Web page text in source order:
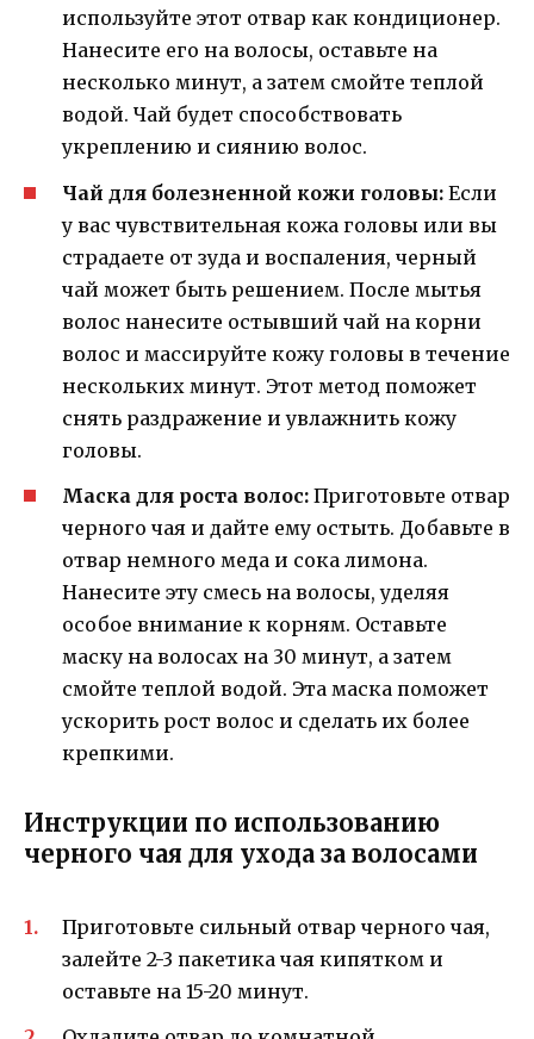
используйте этот отвар как кондиционер.
Нанесите его на волосы, оставьте на
несколько минут, а затем смойте теплой
водой. Чай будет способствовать
укреплению и сиянию волос.
Чай для болезненной кожи головы: Если
у вас чувствительная кожа головы или вы
страдаете от зуда и воспаления, черный
чай может быть решением. После мытья
волос нанесите остывший чай на корни
волос и массируйте кожу головы в течение
нескольких минут. Этот метод поможет
снять раздражение и увлажнить кожу
головы.
Маска для роста волос: Приготовьте отвар
черного чая и дайте ему остыть. Добавьте в
отвар немного меда и сока лимона.
Нанесите эту смесь на волосы, уделяя
особое внимание к корням. Оставьте
маску на волосах на 30 минут, а затем
смойте теплой водой. Эта маска поможет
ускорить рост волос и сделать их более
крепкими.
Инструкции по использованию
черного чая для ухода за волосами
Приготовьте сильный отвар черного чая,
залейте 2-3 пакетика чая кипятком и
оставьте на 15-20 минут.